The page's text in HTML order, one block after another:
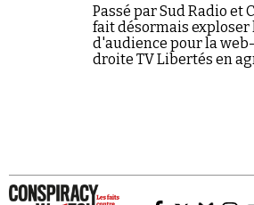
Passé par Sud Radio et
fait désormais exploser
d'audience pour la
droite TV Libertés en